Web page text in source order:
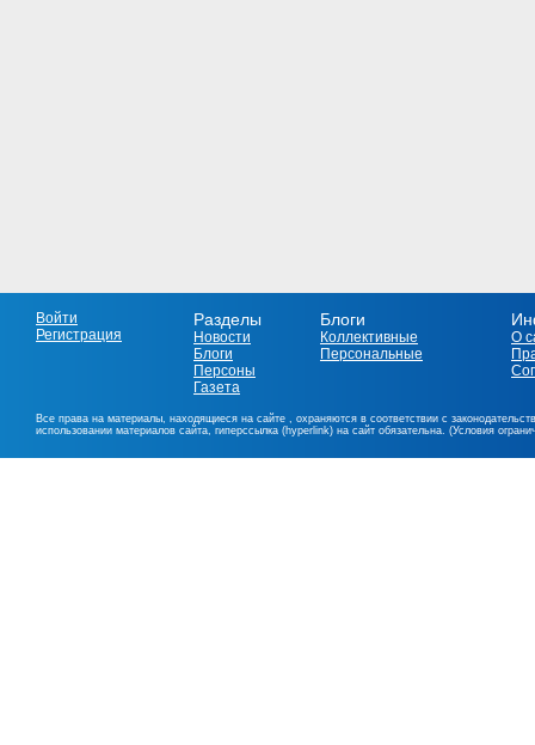
Войти
Регистрация
Разделы
Новости
Блоги
Персоны
Газета
Блоги
Коллективные
Персональные
О
Все права на материалы, находящиеся на сайте , охраняются в соответствии с
использовании материалов сайта, гиперссылка (hyperlink) на сайт обязательна. (Условия